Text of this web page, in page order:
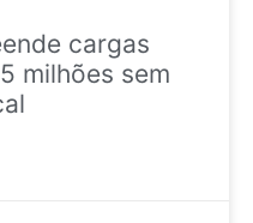
cargas
milhões sem